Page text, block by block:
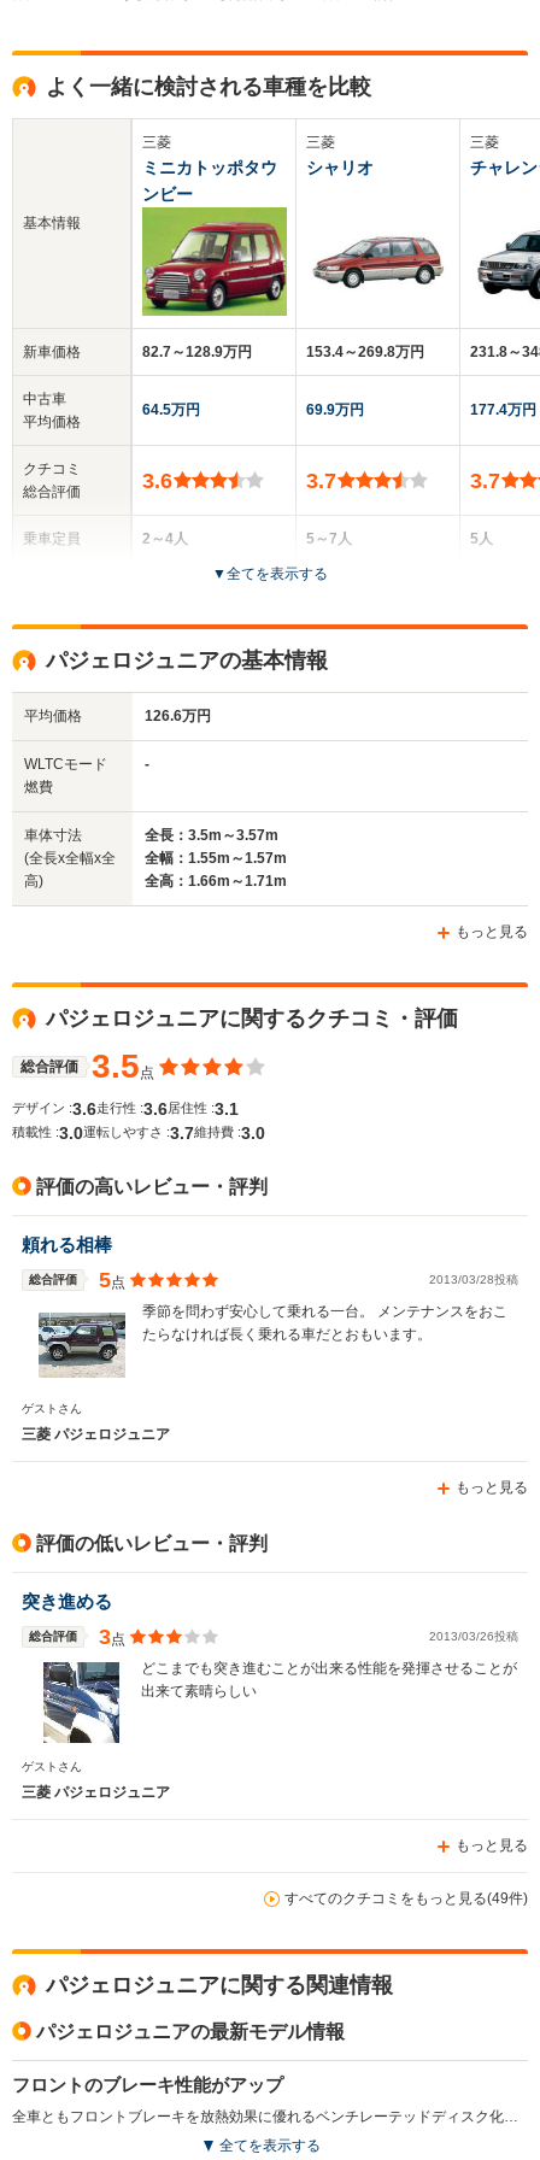
よく一緒に検討される車種を比較
基本情報
新車価格
中古車
平均価格
クチコミ
総合評価
乗車定員
サイズ
(全長x全幅x全高)
WLTCモード
燃費
三菱
ミニカトッポタウ
ンビー
82.7～128.9万円
64.5万円
3.6
2～4人
1.7m～1.73m
三菱
シャリオ
153.4～269.8万円
69.9万円
3.7
5～7人
5ドア
三菱
チャレ
231.8～
177.4万円
3.7
5人
▼全てを表示する
パジェロジュニアの基本情報
平均価格 126.6万円
WLTCモード
燃費
-
車体寸法
(全長x全幅x全
高)
全長：3.5m～3.57m
全幅：1.55m～1.57m
全高：1.66m～1.71m
もっと見る
パジェロジュニアに関するクチコミ・評価
総合評価 3.5点
デザイン :3.6走行性 :3.6居住性 :3.1
積載性 :3.0運転しやすさ :3.7維持費 :3.0
評価の高いレビュー・評判
頼れる相棒
総合評価 5点 2013/03/28投稿
季節を問わず安心して乗れる一台。 メンテナンスをおこ
たらなければ長く乗れる車だとおもいます。
ゲストさん
三菱 パジェロジュニア
もっと見る
評価の低いレビュー・評判
突き進める
総合評価 3点 2013/03/26投稿
どこまでも突き進むことが出来る性能を発揮させることが
出来て素晴らしい
ゲストさん
三菱 パジェロジュニア
もっと見る
すべてのクチコミをもっと見る(49件)
パジェロジュニアに関する関連情報
パジェロジュニアの最新モデル情報
フロントのブレーキ性能がアップ
全車ともフロントブレーキを放熱効果に優れるベンチレーテッドディスク化。装備関係では運転席バニティミラーやアルミホイール、マルチメーター、15インチタイヤ、リアワイパー&ウォッシャーなどをグレードに応じて装備。(1997.1)
全てを表示する